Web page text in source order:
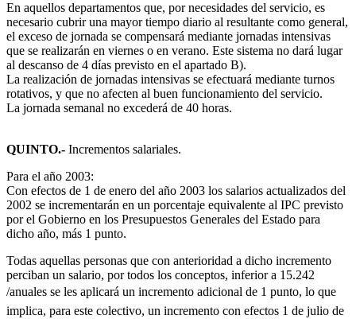
En aquellos departamentos que, por necesidades del servicio, es
necesario cubrir una mayor tiempo diario al resultante como general,
el exceso de jornada se compensará mediante jornadas intensivas
que se realizarán en viernes o en verano. Este sistema no dará lugar
al descanso de 4 días previsto en el apartado B).
La realización de jornadas intensivas se efectuará mediante turnos
rotativos, y que no afecten al buen funcionamiento del servicio.
La jornada semanal no excederá de 40 horas.
QUINTO.- Incrementos salariales.
Para el año 2003:
Con efectos de 1 de enero del año 2003 los salarios actualizados del
2002 se incrementarán en un porcentaje equivalente al IPC previsto
por el Gobierno en los Presupuestos Generales del Estado para
dicho año, más 1 punto.
Todas aquellas personas que con anterioridad a dicho incremento
perciban un salario, por todos los conceptos, inferior a 15.242
/anuales se les aplicará un incremento adicional de 1 punto, lo que
implica, para este colectivo, un incremento con efectos 1 de julio de